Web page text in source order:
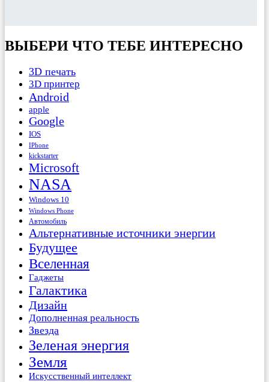
ВЫБЕРИ ЧТО ТЕБЕ ИНТЕРЕСНО
3D печать
3D принтер
Android
apple
Google
IOS
IPhone
kickstarter
Microsoft
NASA
Windows 10
Windows Phone
Автомобиль
Альтернативные источники энергии
Будущее
Вселенная
Гаджеты
Галактика
Дизайн
Дополненная реальность
Звезда
Зеленая энергия
Земля
Искусственный интеллект